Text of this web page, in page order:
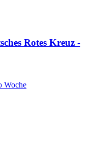
Rotes Kreuz -
Woche